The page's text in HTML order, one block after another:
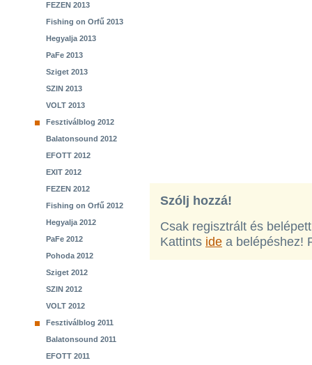
FEZEN 2013
Fishing on Orfű 2013
Hegyalja 2013
PaFe 2013
Sziget 2013
SZIN 2013
VOLT 2013
Fesztiválblog 2012
Balatonsound 2012
EFOTT 2012
EXIT 2012
FEZEN 2012
Fishing on Orfű 2012
Hegyalja 2012
PaFe 2012
Pohoda 2012
Sziget 2012
SZIN 2012
VOLT 2012
Fesztiválblog 2011
Balatonsound 2011
EFOTT 2011
Szólj hozzá!
Csak regisztrált és
Kattints ide a belépéshez!